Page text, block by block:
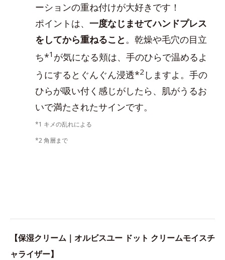
ーションの重ね付けが大好きです！
ポイントは、 一度なじませてハンドプレス
をしてから重ねること 。乾燥や毛穴の目立
ち*1 が気になる頬は、手のひらで温めるよ
うにするとぐんぐん浸透*2 しますよ。手の
ひらが吸い付く感じがしたら、肌がうるお
いで満たされたサインです。
*1 キメの乱れによる
*2 角層まで
【保湿クリーム｜オルビスユー ドット クリームモイスチ
ャライザー】